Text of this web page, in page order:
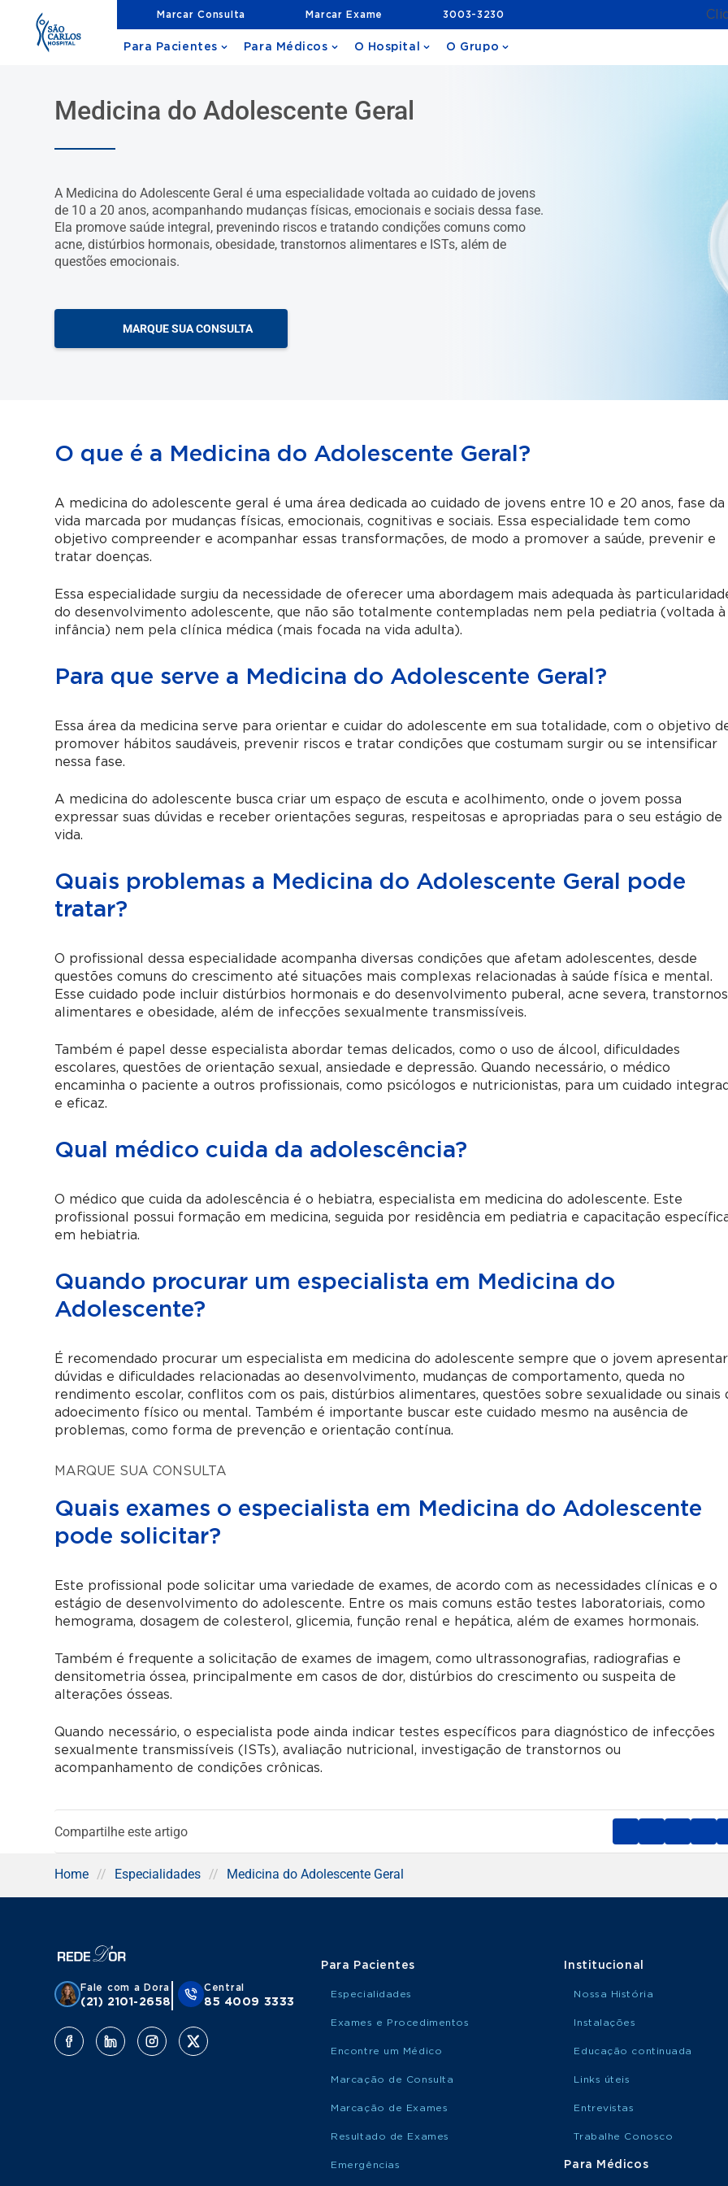
Marcar Consulta Marcar Exame 3003-3230
Para Pacientes Para Médicos O Hospital O Grupo
Medicina do Adolescente Geral
A Medicina do Adolescente Geral é uma especialidade voltada ao cuidado de jovens
de 10 a 20 anos, acompanhando mudanças físicas, emocionais e sociais dessa fase.
Ela promove saúde integral, prevenindo riscos e tratando condições comuns como
acne, distúrbios hormonais, obesidade, transtornos alimentares e ISTs, além de
questões emocionais.
MARQUE SUA CONSULTA
O que é a Medicina do Adolescente Geral?
A medicina do adolescente geral é uma área dedicada ao cuidado de jovens entre 10 e 20 anos, fase da
vida marcada por mudanças físicas, emocionais, cognitivas e sociais. Essa especialidade tem como
objetivo compreender e acompanhar essas transformações, de modo a promover a saúde, prevenir e
tratar doenças.
Essa especialidade surgiu da necessidade de oferecer uma abordagem mais adequada às
do desenvolvimento adolescente, que não são totalmente contempladas nem pela pediatria (voltada à
infância) nem pela clínica médica (mais focada na vida adulta).
Para que serve a Medicina do Adolescente Geral?
Essa área da medicina serve para orientar e cuidar do adolescente em sua totalidade, com o objetivo
promover hábitos saudáveis, prevenir riscos e tratar condições que costumam surgir ou se intensificar
nessa fase.
A medicina do adolescente busca criar um espaço de escuta e acolhimento, onde o jovem possa
expressar suas dúvidas e receber orientações seguras, respeitosas e apropriadas para o seu estágio de
vida.
Quais problemas a Medicina do Adolescente Geral pode
tratar?
O profissional dessa especialidade acompanha diversas condições que afetam adolescentes, desde
questões comuns do crescimento até situações mais complexas relacionadas à saúde física e mental.
Esse cuidado pode incluir distúrbios hormonais e do desenvolvimento puberal, acne severa, transtornos
alimentares e obesidade, além de infecções sexualmente transmissíveis.
Também é papel desse especialista abordar temas delicados, como o uso de álcool, dificuldades
escolares, questões de orientação sexual, ansiedade e depressão. Quando necessário, o médico
encaminha o paciente a outros profissionais, como psicólogos e nutricionistas, para um cuidado
e eficaz.
Qual médico cuida da adolescência?
O médico que cuida da adolescência é o hebiatra, especialista em medicina do adolescente. Este
profissional possui formação em medicina, seguida por residência em pediatria e capacitação
em hebiatria.
Quando procurar um especialista em Medicina do
Adolescente?
É recomendado procurar um especialista em medicina do adolescente sempre que o jovem apresentar
dúvidas e dificuldades relacionadas ao desenvolvimento, mudanças de comportamento, queda no
rendimento escolar, conflitos com os pais, distúrbios alimentares, questões sobre sexualidade ou sinais
adoecimento físico ou mental. Também é importante buscar este cuidado mesmo na ausência de
problemas, como forma de prevenção e orientação contínua.
MARQUE SUA CONSULTA
Quais exames o especialista em Medicina do Adolescente
pode solicitar?
Este profissional pode solicitar uma variedade de exames, de acordo com as necessidades clínicas e o
estágio de desenvolvimento do adolescente. Entre os mais comuns estão testes laboratoriais, como
hemograma, dosagem de colesterol, glicemia, função renal e hepática, além de exames hormonais.
Também é frequente a solicitação de exames de imagem, como ultrassonografias, radiografias e
densitometria óssea, principalmente em casos de dor, distúrbios do crescimento ou suspeita de
alterações ósseas.
Quando necessário, o especialista pode ainda indicar testes específicos para diagnóstico de infecções
sexualmente transmissíveis (ISTs), avaliação nutricional, investigação de transtornos ou
acompanhamento de condições crônicas.
Compartilhe este artigo
Home // Especialidades // Medicina do Adolescente Geral
Fale com a Dora
(21) 2101-2658
Central
85 4009 3333
Para Pacientes
Especialidades
Exames e Procedimentos
Encontre um Médico
Marcação de Consulta
Marcação de Exames
Resultado de Exames
Emergências
Institucional
Nossa História
Instalações
Educação continuada
Links úteis
Entrevistas
Trabalhe Conosco
Para Médicos